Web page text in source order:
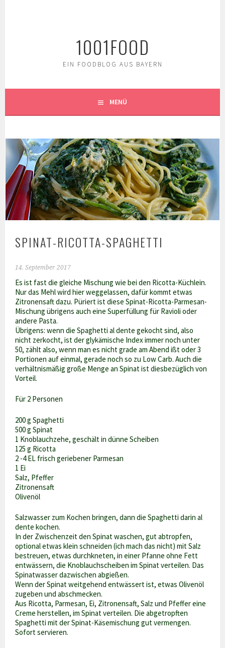
1001FOOD
EIN FOODBLOG AUS BAYERN
MENÜ
SPINAT-RICOTTA-SPAGHETTI
14. September 2017
Es ist fast die gleiche Mischung wie bei den Ricotta-Küchlein.
Nur das Mehl wird hier weggelassen, dafür kommt etwas
Zitronensaft dazu. Püriert ist diese Spinat-Ricotta-Parmesan-
Mischung übrigens auch eine Superfüllung für Ravioli oder
andere Pasta.
Übrigens: wenn die Spaghetti al dente gekocht sind, also
nicht zerkocht, ist der glykämische Index immer noch unter
50, zählt also, wenn man es nicht grade am Abend ißt oder 3
Portionen auf einmal, gerade noch so zu Low Carb. Auch die
verhältnismäßig große Menge an Spinat ist diesbezüglich von
Vorteil.
Für 2 Personen
200 g Spaghetti
500 g Spinat
1 Knoblauchzehe, geschält in dünne Scheiben
125 g Ricotta
2 -4 EL frisch geriebener Parmesan
1 Ei
Salz, Pfeffer
Zitronensaft
Olivenöl
Salzwasser zum Kochen bringen, dann die Spaghetti darin al
dente kochen.
In der Zwischenzeit den Spinat waschen, gut abtropfen,
optional etwas klein schneiden (ich mach das nicht) mit Salz
bestreuen, etwas durchkneten, in einer Pfanne ohne Fett
entwässern, die Knoblauchscheiben im Spinat verteilen. Das
Spinatwasser dazwischen abgießen.
Wenn der Spinat weitgehend entwässert ist, etwas Olivenöl
zugeben und abschmecken.
Aus Ricotta, Parmesan, Ei, Zitronensaft, Salz und Pfeffer eine
Creme herstellen, im Spinat verteilen. Die abgetropften
Spaghetti mit der Spinat-Käsemischung gut vermengen.
Sofort servieren.